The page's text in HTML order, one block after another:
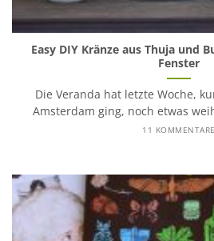
Easy DIY Kränze aus Thuja und
Fenster
Die Veranda hat letzte Woche,
Amsterdam ging, noch etwas
11 KOMMENTARE